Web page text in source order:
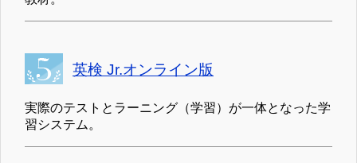
英検 Jr.オンライン版
実際のテストとラーニング（学習）が一体となった学
習システム。